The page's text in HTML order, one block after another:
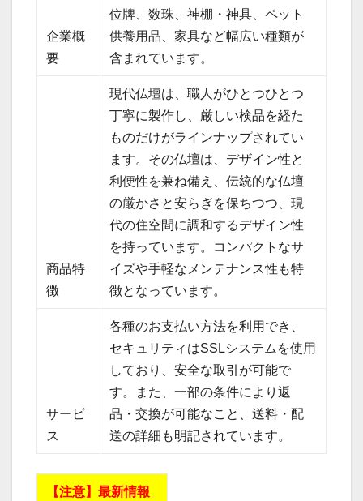
企業概
要
位牌、数珠、神棚・神具、ペット
供養用品、家具など幅広い種類が
含まれています。
商品特
徴
現代仏壇は、職人がひとつひとつ
丁寧に製作し、厳しい検品を経た
ものだけがラインナップされてい
ます。その仏壇は、デザイン性と
利便性を兼ね備え、伝統的な仏壇
の厳かさと安らぎを保ちつつ、現
代の住空間に調和するデザイン性
を持っています。コンパクトなサ
イズや手軽なメンテナンス性も特
徴となっています。
サービ
ス
各種のお支払い方法を利用でき、
セキュリティはSSLシステムを使用
しており、安全な取引が可能で
す。また、一部の条件により返
品・交換が可能なこと、送料・配
送の詳細も明記されています。
【注意】最新情報